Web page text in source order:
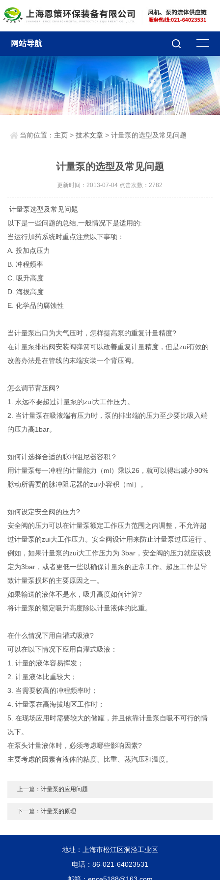
网站导航
当前位置： 主页 >技术文章 > 计量泵的选型及常见问题
计量泵的选型及常见问题
更新时间：2013-07-04 点击次数：2782
计量泵选型及常见问题
以下是一些问题的总结,一般情况下是适用的:
当运行加药系统时重点注意以下事项：
A. 投加点压力
B. 冲程频率
C. 吸升高度
D. 海拔高度
E. 化学品的腐蚀性
当计量泵出口为大气压时，怎样提高泵的重复计量精度?
在计量泵排出阀安装阀弹簧可以改善重复计量精度，但是zui有效的
改善办法是在管线的末端安装一个背压阀。
怎么调节背压阀?
1. 永远不要超过计量泵的zui大工作压力。
2. 当计量泵在吸液端有压力时，泵的排出端的压力至少要比吸入端
的压力高1bar。
如何计选择合适的脉冲阻尼器容积？
用计量泵每一冲程的计量能力（ml）乘以26，就可以得出减小90%
脉动所需要的脉冲阻尼器的zui小容积（ml）。
如何设定安全阀的压力?
安全阀的压力可以在计量泵额定工作压力范围之内调整，不允许超
过计量泵的zui大工作压力。安全阀设计用来防止计量泵过压运行 。
例如，如果计量泵的zui大工作压力为 3bar，安全阀的压力就应该设
定为3bar，或者更低一些以确保计量泵的正常工作。超压工作是导
致计量泵损坏的主要原因之一。
如果输送的液体不是水，吸升高度如何计算?
将计量泵的额定吸升高度除以计量液体的比重。
在什么情况下用自灌式吸液?
可以在以下情况下应用自灌式吸液：
1. 计量的液体容易挥发；
2. 计量液体比重较大；
3. 当需要较高的冲程频率时；
4. 计量泵在高海拔地区工作时；
5. 在现场应用时需要较大的储罐，并且依靠计量泵自吸不可行的情
况下。
在泵头计量液体时，必须考虑哪些影响因素?
主要考虑的因素有液体的粘度、比重、蒸汽压和温度。
上一篇：计量泵的应用问题
下一篇：计量泵的原理
地址：上海市松江区洞泾工业区
电话：86-021-64023531